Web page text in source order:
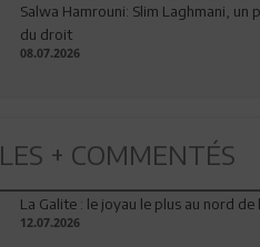
Salwa Hamrouni: Slim Laghmani, un
du droit
08.07.2026
LES + COMMENTÉS
La Galite : le joyau le plus au nord
12.07.2026